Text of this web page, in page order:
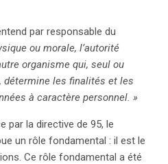
par responsable du
ou morale, l’autorité
organisme qui, seul ou
détermine les finalités et les
à caractère personnel. »
par la directive de 95, le
un rôle fondamental : il est le
Ce rôle fondamental a été